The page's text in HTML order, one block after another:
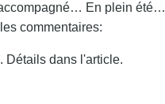
En plein été…
commentaires:
Détails dans l'article.